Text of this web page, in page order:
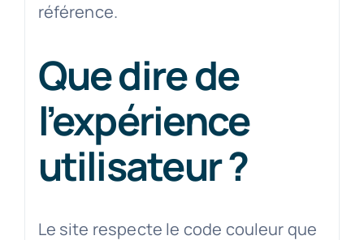
référence.
Que dire de
l’expérience
utilisateur ?
Le site respecte le code couleur que